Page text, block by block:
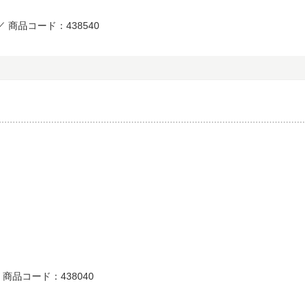
商品コード：438540
品コード：438040